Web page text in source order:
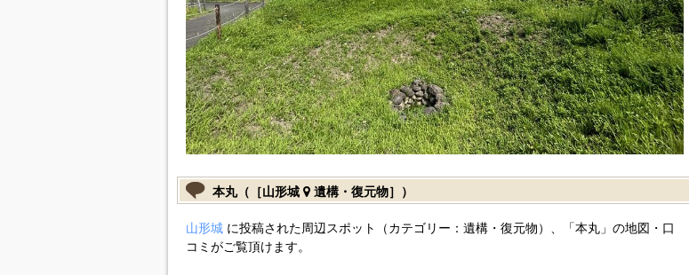
本丸（［山形城 遺構・復元物］）
山形城に投稿された周辺スポット（カテゴリー：遺構・復元物）、「本丸」の地図・口
コミがご覧頂けます。